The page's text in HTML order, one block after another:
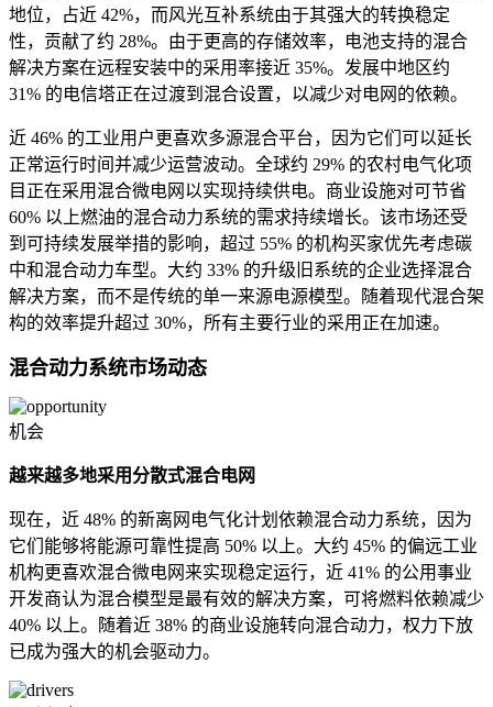
地位，占近 42%，而风光互补系统由于其强大的转换稳定
性，贡献了约 28%。由于更高的存储效率，电池支持的混合
解决方案在远程安装中的采用率接近 35%。发展中地区约
31% 的电信塔正在过渡到混合设置，以减少对电网的依赖。
近 46% 的工业用户更喜欢多源混合平台，因为它们可以延长
正常运行时间并减少运营波动。全球约 29% 的农村电气化项
目正在采用混合微电网以实现持续供电。商业设施对可节省
60% 以上燃油的混合动力系统的需求持续增长。该市场还受
到可持续发展举措的影响，超过 55% 的机构买家优先考虑碳
中和混合动力车型。大约 33% 的升级旧系统的企业选择混合
解决方案，而不是传统的单一来源电源模型。随着现代混合架
构的效率提升超过 30%，所有主要行业的采用正在加速。
混合动力系统市场动态
机会
越来越多地采用分散式混合电网
现在，近 48% 的新离网电气化计划依赖混合动力系统，因为
它们能够将能源可靠性提高 50% 以上。大约 45% 的偏远工业
机构更喜欢混合微电网来实现稳定运行，近 41% 的公用事业
开发商认为混合模型是最有效的解决方案，可将燃料依赖减少
40% 以上。随着近 38% 的商业设施转向混合动力，权力下放
已成为强大的机会驱动力。